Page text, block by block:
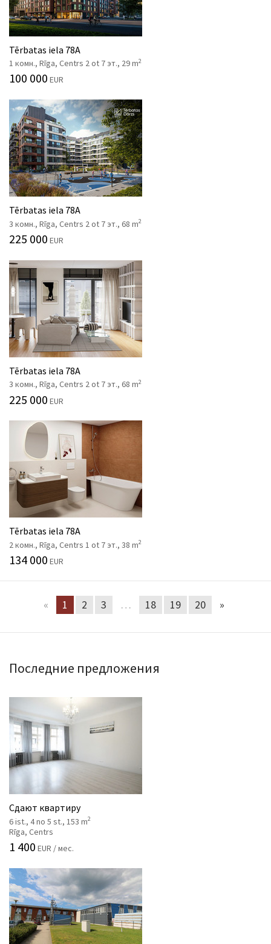
Tērbatas iela 78A
1 комн., Rīga, Centrs 2 ot 7 эт., 29 m2
100 000 EUR
Tērbatas iela 78A
3 комн., Rīga, Centrs 2 ot 7 эт., 68 m2
225 000 EUR
Tērbatas iela 78A
3 комн., Rīga, Centrs 2 ot 7 эт., 68 m2
225 000 EUR
Tērbatas iela 78A
2 комн., Rīga, Centrs 1 ot 7 эт., 38 m2
134 000 EUR
« 1 2 3 … 18 19 20 »
Последние предложения
Сдают квартиру
6 ist., 4 no 5 st., 153 m2
Rīga, Centrs
1 400 EUR / мес.